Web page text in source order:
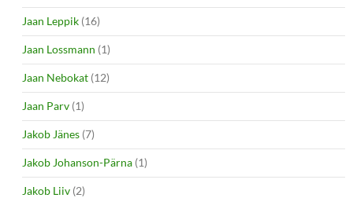
Jaan Leppik (16)
Jaan Lossmann (1)
Jaan Nebokat (12)
Jaan Parv (1)
Jakob Jänes (7)
Jakob Johanson-Pärna (1)
Jakob Liiv (2)